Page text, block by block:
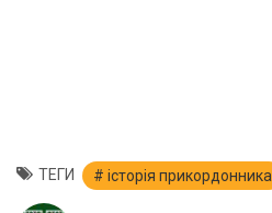
ТЕГИ історія прикордонника